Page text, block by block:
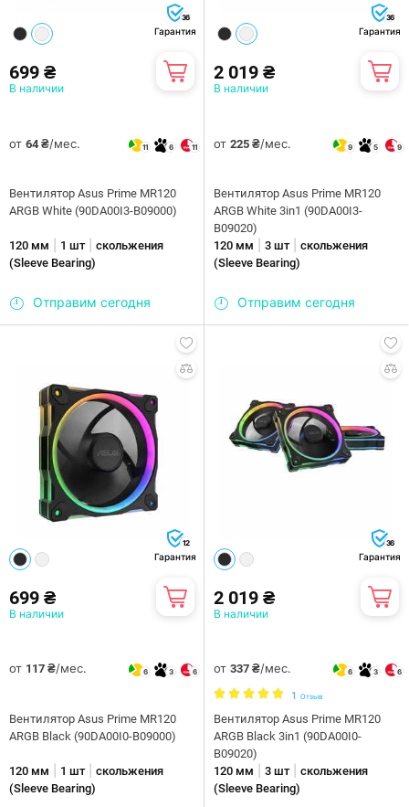
36
Гарантия
699 ₴
В наличии
от 64 ₴/мес. 11 6 11
Вентилятор Asus Prime MR120
ARGB White (90DA00I3-B09000)
120 мм 1 шт| скольжения
(Sleeve Bearing)
Отправим сегодня
36
Гарантия
2 019 ₴
В наличии
от 225 ₴/мес. 9 5 9
Вентилятор Asus Prime MR120
ARGB White 3in1 (90DA00I3-
B09020)
120 мм
3 шт| скольжения
(Sleeve Bearing)
Отправим сегодня
12
Гарантия
699 ₴
В наличии
от 117 ₴/мес. 6 3 6
Вентилятор Asus Prime MR120
ARGB Black (90DA00I0-B09000)
120 мм 1 шт| скольжения
(Sleeve Bearing)
36
Гарантия
2 019 ₴
В наличии
от 337 ₴/мес. 6 3 6
1 Отзыв
Вентилятор Asus Prime MR120
ARGB Black 3in1 (90DA00I0-
B09020)
120 мм
3 шт| скольжения
(Sleeve Bearing)